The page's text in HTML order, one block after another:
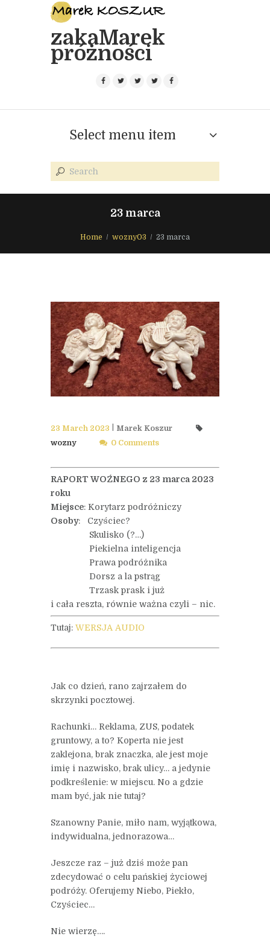
zakaMarek
próżności
Select menu item
23 marca
Home wozny03 23 marca
23 March 2023
Marek Koszur
wozny
0 Comments
RAPORT WOŹNEGO z 23 marca 2023
roku
Miejsce: Korytarz podróżniczy
Osoby: Czyściec?
Skulisko (?…)
Piekielna inteligencja
Prawa podróżnika
Dorsz a la pstrąg
Trzask prask i już
i cała reszta, równie ważna czyli – nic.
Tutaj: WERSJA AUDIO
Jak co dzień, rano zajrzałem do
skrzynki pocztowej.
Rachunki… Reklama, ZUS, podatek
gruntowy, a to? Koperta nie jest
zaklejona, brak znaczka, ale jest moje
imię i nazwisko, brak ulicy… a jedynie
podkreślenie: w miejscu. No a gdzie
mam być, jak nie tutaj?
Szanowny Panie, miło nam, wyjątkowa,
indywidualna, jednorazowa…
Jeszcze raz – już dziś może pan
zdecydować o celu pańskiej życiowej
podróży. Oferujemy Niebo, Piekło,
Czyściec…
Nie wierzę….